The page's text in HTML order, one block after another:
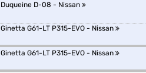
Duqueine D-08 - Nissan
Ginetta G61-LT P315-EVO - Nissan
Ginetta G61-LT P315-EVO - Nissan